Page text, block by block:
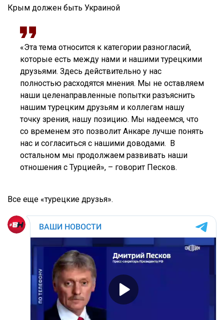
Крым должен быть Украиной
«Эта тема относится к категории разногласий,
которые есть между нами и нашими турецкими
друзьями. Здесь действительно у нас
полностью расходятся мнения. Мы не оставляем
наши целенаправленные попытки разъяснить
нашим турецким друзьям и коллегам нашу
точку зрения, нашу позицию. Мы надеемся, что
со временем это позволит Анкаре лучше понять
нас и согласиться с нашими доводами. В
остальном мы продолжаем развивать наши
отношения с Турцией», – говорит Песков.
Все еще «турецкие друзья».